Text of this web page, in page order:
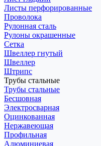
Листы перфорированные
Проволока
Рулонная сталь
Рулоны окрашенные
Сетка
Швеллер гнутый
Швеллер
Штрипс
Трубы стальные
Трубы стальные
Бесшовная
Электросварная
Оцинкованная
Нержавеющая
Профильная
Алюминиевая